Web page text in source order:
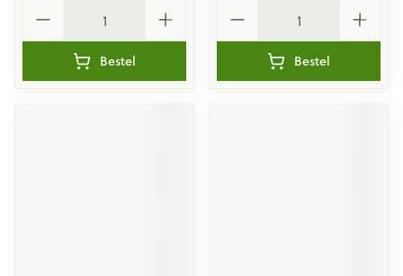
Bestel Bestel